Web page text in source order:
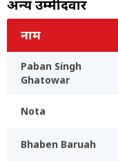
अन्य उम्मीदवार
नाम
Paban Singh
Ghatowar
Nota
Bhaben Baruah